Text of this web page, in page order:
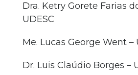
Dra. Ketry Gorete Farias
UDESC
Me. Lucas George Went –
Dr. Luis Claúdio Borges –